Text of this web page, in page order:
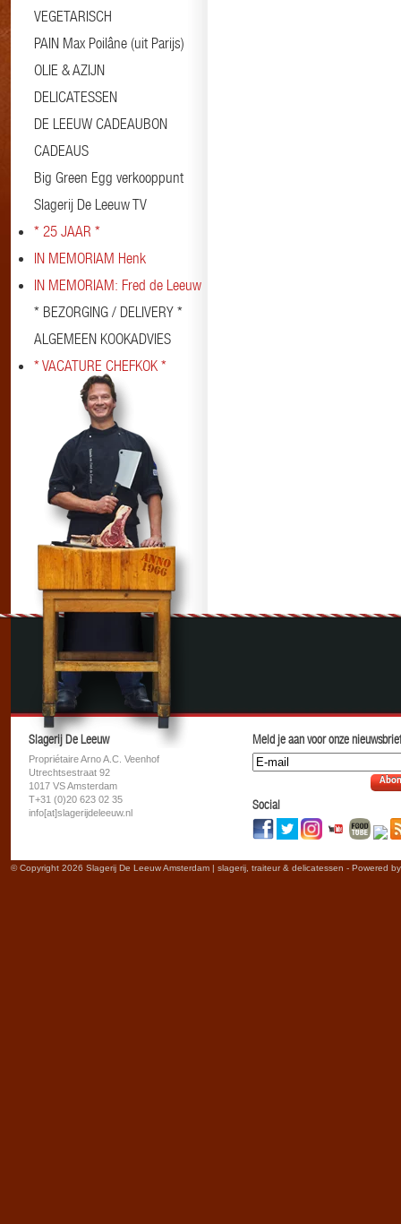
VEGETARISCH
PAIN Max Poilâne (uit Parijs)
OLIE & AZIJN
DELICATESSEN
DE LEEUW CADEAUBON
CADEAUS
Big Green Egg verkooppunt
Slagerij De Leeuw TV
* 25 JAAR *
IN MEMORIAM Henk
IN MEMORIAM: Fred de Leeuw
* BEZORGING / DELIVERY *
ALGEMEEN KOOKADVIES
* VACATURE CHEFKOK *
Slagerij De Leeuw
Propriétaire Arno A.C. Veenhof
Utrechtsestraat 92
1017 VS Amsterdam
T+31 (0)20 623 02 35
info[at]slagerijdeleeuw.nl
Meld je aan voor onze
Social
© Copyright 2026 Slagerij De Leeuw Amsterdam | slagerij, traiteur & delicatessen - Powered